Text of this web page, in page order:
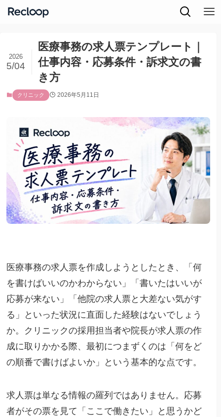
医療事務の求人票テンプレート｜
仕事内容・応募条件・訴求文の書
き方
2026
5/04
クリニック 2026年5月11日
医療事務の求人票を作成しようとしたとき、「何
を書けばいいのかわからない」「書いたはいいが
応募が来ない」「他院の求人票と大差ない気がす
る」といった状況に直面した経験はないでしょう
か。クリニックの採用担当者や院長が求人票の作
成に取りかかる際、最初につまずくのは「何をど
の順番で書けばよいか」という基本的な点です。
求人票は単なる情報の羅列ではありません。応募
者がその票を見て「ここで働きたい」と思うかど